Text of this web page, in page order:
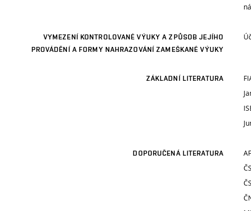
VYMEZENÍ KONTROLOVANÉ VÝUKY A ZPŮSOB JEJÍHO
PROVÁDĚNÍ A FORMY NAHRAZOVÁNÍ ZAMEŠKANÉ VÝUKY
ZÁKLADNÍ LITERATURA
DOPORUČENÁ LITERATURA